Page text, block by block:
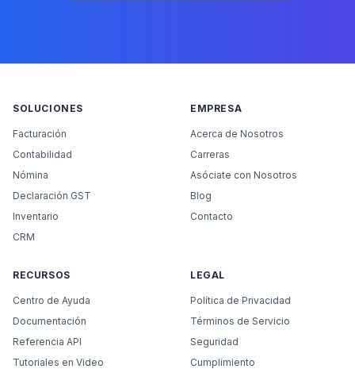
SOLUCIONES
Facturación
Contabilidad
Nómina
Declaración GST
Inventario
CRM
EMPRESA
Acerca de Nosotros
Carreras
Asóciate con Nosotros
Blog
Contacto
RECURSOS
Centro de Ayuda
Documentación
Referencia API
Tutoriales en Video
LEGAL
Política de Privacidad
Términos de Servicio
Seguridad
Cumplimiento